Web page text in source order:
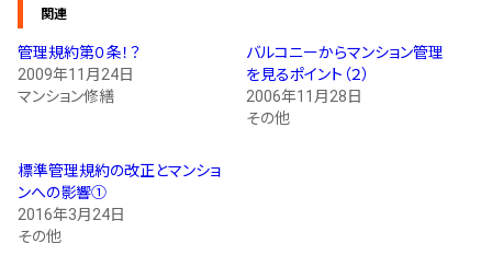
関連
管理規約第０条！？
2009年11月24日
マンション修繕
バルコニーからマンション管理
を見るポイント（２）
2006年11月28日
その他
標準管理規約の改正とマンショ
ンへの影響①
2016年3月24日
その他